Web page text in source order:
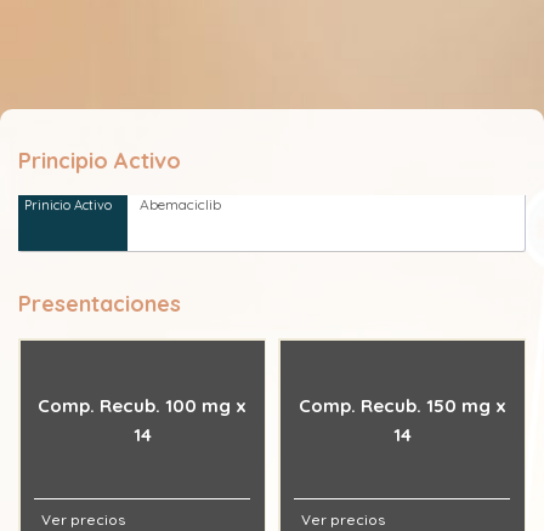
Principio Activo
Abemaciclib
Presentaciones
Comp. Recub. 100 mg x
14
Ver precios
Comp. Recub. 150 mg x
14
Ver precios